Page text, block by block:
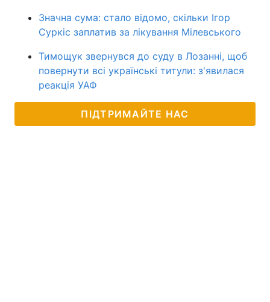
Значна сума: стало відомо, скільки Ігор
Суркіс заплатив за лікування Мілевського
Тимощук звернувся до суду в Лозанні, щоб
повернути всі українські титули: з'явилася
реакція УАФ
ПІДТРИМАЙТЕ НАС